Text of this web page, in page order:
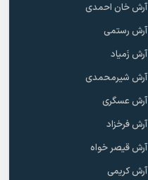
آرش خان احمدی
آرش رستمى
آرش زَمیاد
آرش شیرمحمدی
آرش عسگری
آرش فرخزاد
آرش قیصر خواه
آرش کریمی